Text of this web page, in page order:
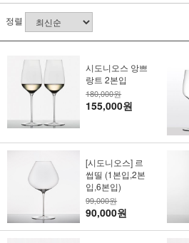
정렬
시도니오스 앙쁘
랑트 2본입
180,000원
155,000원
[시도니오스] 르
썹띨 (1본입,2본
입,6본입)
99,000원
90,000원